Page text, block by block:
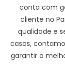
conta com
cliente no
qualidade e
casos,
garantir o